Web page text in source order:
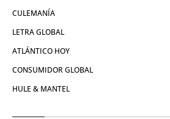
CULEMANÍA
LETRA GLOBAL
ATLÁNTICO HOY
CONSUMIDOR GLOBAL
HULE & MANTEL